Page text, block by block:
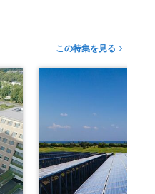
この特集を見る